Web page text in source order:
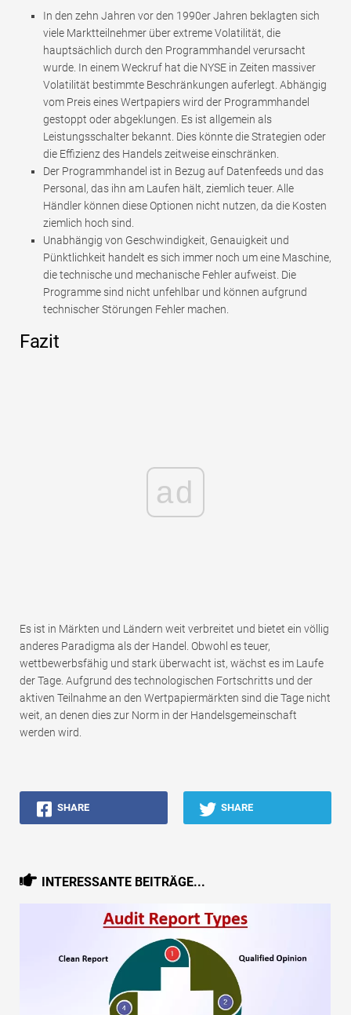
In den zehn Jahren vor den 1990er Jahren beklagten sich
viele Marktteilnehmer über extreme Volatilität, die
hauptsächlich durch den Programmhandel verursacht
wurde. In einem Weckruf hat die NYSE in Zeiten massiver
Volatilität bestimmte Beschränkungen auferlegt. Abhängig
vom Preis eines Wertpapiers wird der Programmhandel
gestoppt oder abgeklungen. Es ist allgemein als
Leistungsschalter bekannt. Dies könnte die Strategien oder
die Effizienz des Handels zeitweise einschränken.
Der Programmhandel ist in Bezug auf Datenfeeds und das
Personal, das ihn am Laufen hält, ziemlich teuer. Alle
Händler können diese Optionen nicht nutzen, da die Kosten
ziemlich hoch sind.
Unabhängig von Geschwindigkeit, Genauigkeit und
Pünktlichkeit handelt es sich immer noch um eine Maschine,
die technische und mechanische Fehler aufweist. Die
Programme sind nicht unfehlbar und können aufgrund
technischer Störungen Fehler machen.
Fazit
ad
Es ist in Märkten und Ländern weit verbreitet und bietet ein völlig
anderes Paradigma als der Handel. Obwohl es teuer,
wettbewerbsfähig und stark überwacht ist, wächst es im Laufe
der Tage. Aufgrund des technologischen Fortschritts und der
aktiven Teilnahme an den Wertpapiermärkten sind die Tage nicht
weit, an denen dies zur Norm in der Handelsgemeinschaft
werden wird.
SHARE SHARE
INTERESSANTE BEITRÄGE...